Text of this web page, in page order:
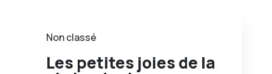
Non classé
Les petites joies de la